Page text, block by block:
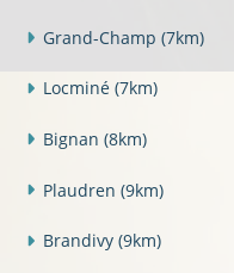
Grand-Champ (7km)
Locminé (7km)
Bignan (8km)
Plaudren (9km)
Brandivy (9km)